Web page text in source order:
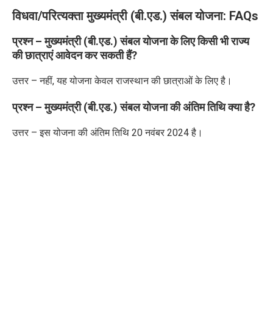
विधवा/परित्यक्ता मुख्यमंत्री (बी.एड.) संबल योजना: FAQs
प्रश्न – मुख्यमंत्री (बी.एड.) संबल योजना के लिए किसी भी राज्य
की छात्राएं आवेदन कर सकती हैं?
उत्तर –नहीं,यह योजना केवल राजस्थान की छात्राओं के लिए है।
प्रश्न – मुख्यमंत्री (बी.एड.) संबल योजना की अंतिम तिथि क्या है?
उत्तर – इस योजना की अंतिम तिथि 20 नवंबर 2024 है।